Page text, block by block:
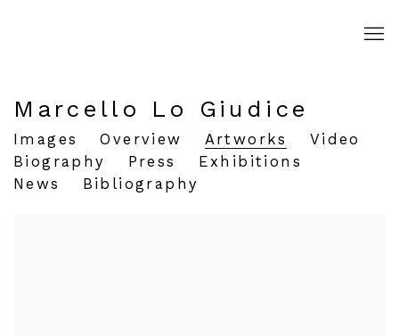
Marcello Lo Giudice
Images Overview Artworks
Video
Biography
Press
Exhibitions
News
Bibliography